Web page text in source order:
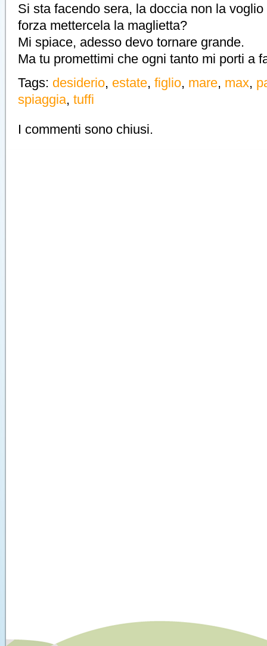
Si sta facendo sera, la doccia non la
forza mettercela la maglietta?
Mi spiace, adesso devo tornare grande.
Ma tu promettimi che ogni tanto mi porti a
Tags: desiderio, estate, figlio, mare, max,
spiaggia, tuffi
I commenti sono chiusi.